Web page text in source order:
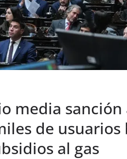
media sanción
de usuarios
al gas